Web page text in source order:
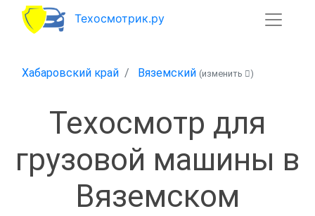
Техосмотрик.ру
Хабаровский край Вяземский (изменить )
Техосмотр для
грузовой машины в
Вяземском